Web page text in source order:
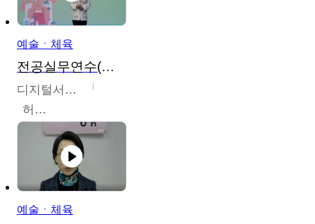
예술ㆍ체육
전공실무연수(헤어,메이크업,피부,네일)
디지털서울문화예술대학교
허정록
예술ㆍ체육